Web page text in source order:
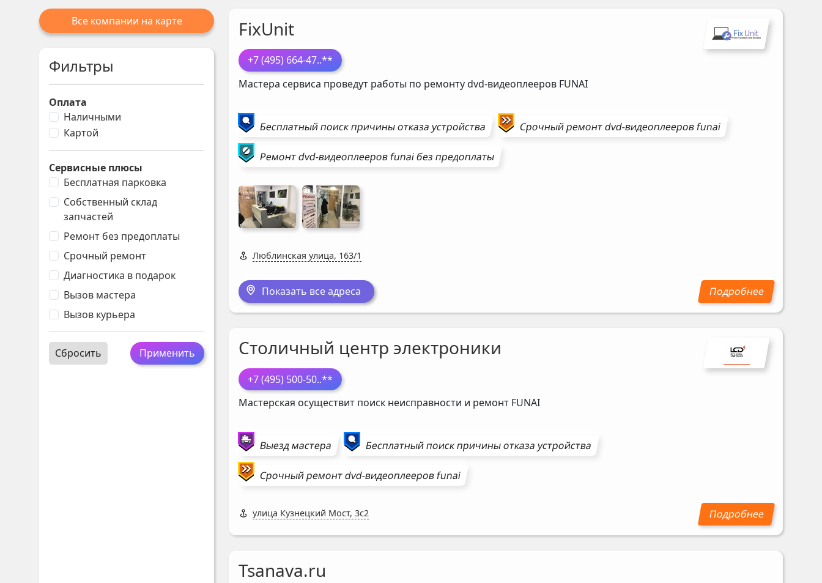
Все компании на карте
Фильтры
Оплата
Наличными
Картой
Сервисные плюсы
Бесплатная парковка
Собственный склад
запчастей
Ремонт без предоплаты
Срочный ремонт
Диагностика в подарок
Вызов мастера
Вызов курьера
Применить
Сбросить
FixUnit
+7 (495) 664-47..**
Мастера сервиса проведут работы по ремонту dvd-видеоплееров FUNAI
Бесплатный поиск причины отказа устройства Срочный ремонтdvd-видеоплееровfunai
Ремонтdvd-видеоплееровfunaiбез предоплаты
Люблинская улица, 163/1
Показать все адреса
Столичный центр электроники
+7 (495) 500-50..**
Мастерская осуществит поиск неисправности и ремонт FUNAI
Выезд мастера Бесплатный поиск причины отказа устройства
Срочный ремонтdvd-видеоплееровfunai
улица Кузнецкий Мост, 3с2
Tsanava.ru